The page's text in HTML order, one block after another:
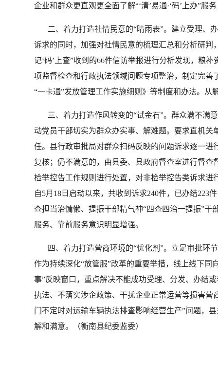
企业和群众更直观更全面了解“‘清’易通·‘码’上办”服
二、着力打造社情民意的“晴雨表”。建立受理、
诉求的同时，加强对社情民意的梳理汇总和分析研判
记‘码’上查”收到的66件信访举报进行分析发现，粮
项监督检查和行政执法领域问题专项整治，制定完
“一卡通”发放管理工作实施细则》等制度和办法。
三、着力打造作风转变的“试金石”。群众满不满意
动党员干部切实为群众办实事、解难题。要求直机
任。县行政审批局对群众扫码反映的问题诉求逐一
复核；仍不满意的，由县委、县政府督查室进行督
检举控告工作规则进行处置，对非检举控告类诉求
自5月18日启动以来，共收到诉求240件，已办结223
查担当治慵懒、提振干部精气神“四查四治一提振”
服务、靠前服务意识明显增强。
四、着力打造营商环境的“优化剂”。立足审批环节
作为持续深化“放管服”改革的重要举措，线上线下
事”反映窗口，重点解决不能成功受理、分发、办结
执法、不落实涉企政策、干扰企业正常运营等损害营
门不定时对运输车辆执法排查影响经营生产”问题，
解和满意。（衡南县纪委监委）